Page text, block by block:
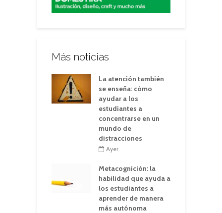
Más noticias
La atención también
se enseña: cómo
ayudar a los
estudiantes a
concentrarse en un
mundo de
distracciones
Ayer
Metacognición: la
habilidad que ayuda a
los estudiantes a
aprender de manera
más autónoma